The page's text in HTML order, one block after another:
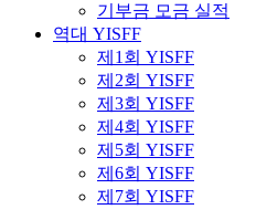
기부금 모금 실적
역대 YISFF
제1회 YISFF
제2회 YISFF
제3회 YISFF
제4회 YISFF
제5회 YISFF
제6회 YISFF
제7회 YISFF